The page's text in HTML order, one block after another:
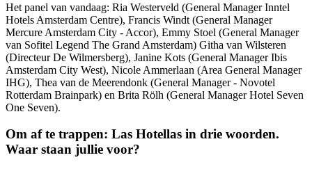
Het panel van vandaag: Ria Westerveld (General Manager Inntel
Hotels Amsterdam Centre), Francis Windt (General Manager
Mercure Amsterdam City - Accor), Emmy Stoel (General Manager
van Sofitel Legend The Grand Amsterdam) Githa van Wilsteren
(Directeur De Wilmersberg), Janine Kots (General Manager Ibis
Amsterdam City West), Nicole Ammerlaan (Area General Manager
IHG), Thea van de Meerendonk (General Manager - Novotel
Rotterdam Brainpark) en Brita Rölh (General Manager Hotel Seven
One Seven).
Om af te trappen: Las Hotellas in drie woorden.
Waar staan jullie voor?